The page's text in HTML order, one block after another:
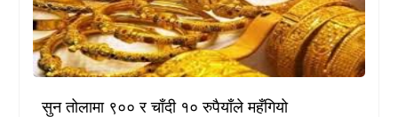
सुन तोलामा ९०० र चाँदी १० रुपैयाँले महँगियो